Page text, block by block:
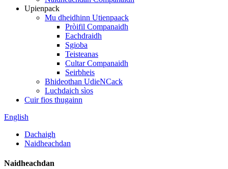
Upienpack
Mu dheidhinn Utienpaack
Pròifil Companaidh
Eachdraidh
Sgioba
Teisteanas
Cultar Companaidh
Seirbheis
Bhideothan UdieNCack
Luchdaich sìos
Cuir fios thugainn
English
Dachaigh
Naidheachdan
Naidheachdan